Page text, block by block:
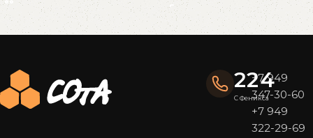
Read More
224
С Феникса
+7 949
347-30-60
+7 949
322-29-69